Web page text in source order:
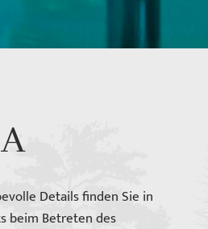
Details finden Sie in
beim Betreten des